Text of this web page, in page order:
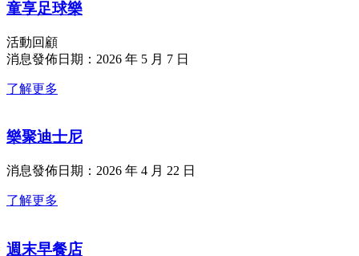
童享足球樂
活動回顧
消息發佈日期：2026 年 5 月 7 日
了解更多
樂聚迪士尼
消息發佈日期：2026 年 4 月 22 日
了解更多
週末早餐店